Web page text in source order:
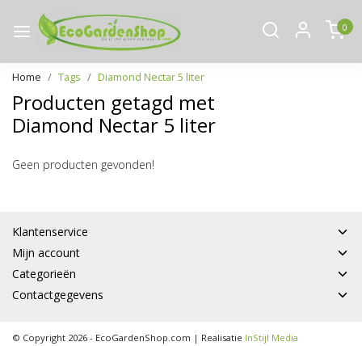
0
Home Tags Diamond Nectar 5 liter
Producten getagd met
Diamond Nectar 5 liter
Geen producten gevonden!
Klantenservice
Mijn account
Categorieën
Contactgegevens
© Copyright 2026 - EcoGardenShop.com | Realisatie InStijl Media